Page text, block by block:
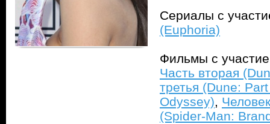
Сериалы с
(Euphoria)
Фильмы с
Часть вторая
третья (Dune:
Odyssey),
(Spider-Man: